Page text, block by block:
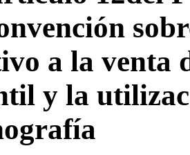
a la venta
y la